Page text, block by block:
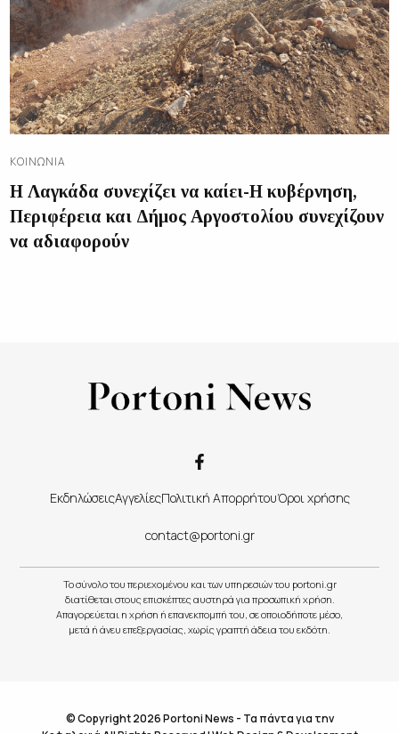
ΚΟΙΝΩΝΊΑ
Η Λαγκάδα συνεχίζει να καίει-Η κυβέρνηση,
Περιφέρεια και Δήμος Αργοστολίου συνεχίζουν
να αδιαφορούν
ΕκδηλώσειςΑγγελίεςΠολιτική ΑπορρήτουΌροι χρήσης
contact@portoni.gr
Το σύνολο του περιεχομένου και των υπηρεσιών του portoni.gr
διατίθεται στους επισκέπτες αυστηρά για προσωπική χρήση.
Απαγορεύεται η χρήση ή επανεκπομπή του, σε οποιοδήποτε μέσο,
μετά ή άνευ επεξεργασίας, χωρίς γραπτή άδεια του εκδότη.
© Copyright 2026 Portoni News - Τα πάντα για την